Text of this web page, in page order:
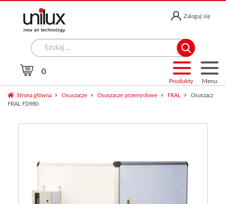
Produkty
nawigacji
treści
Zaloguj się
0
Search
for:
Menu
Strona główna Osuszacze Osuszacze przemysłowe FRAL
Osuszacz
FRAL FD980